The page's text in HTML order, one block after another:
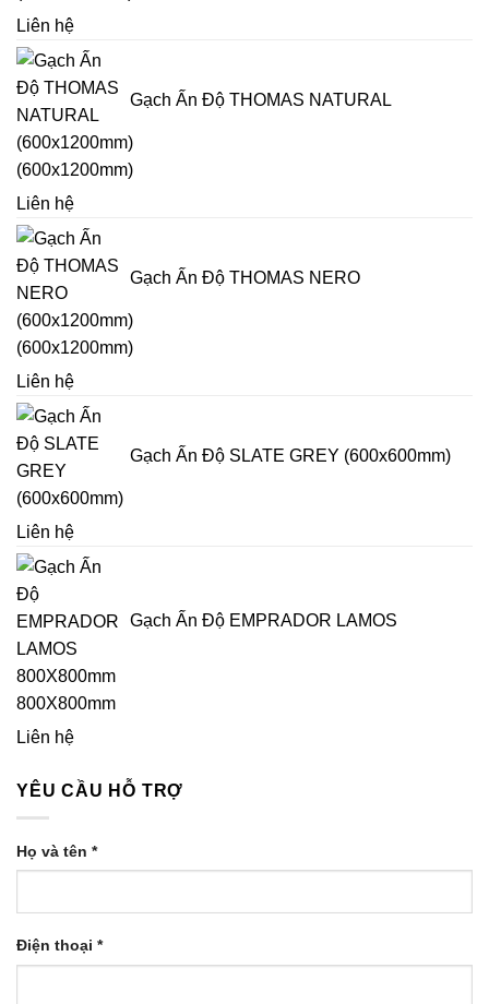
Liên hệ
Gạch Ấn Độ THOMAS NATURAL
(600x1200mm)
Liên hệ
Gạch Ấn Độ THOMAS NERO
(600x1200mm)
Liên hệ
Gạch Ấn Độ SLATE GREY (600x600mm)
Liên hệ
Gạch Ấn Độ EMPRADOR LAMOS
800X800mm
Liên hệ
YÊU CẦU HỖ TRỢ
Họ và tên *
Điện thoại *